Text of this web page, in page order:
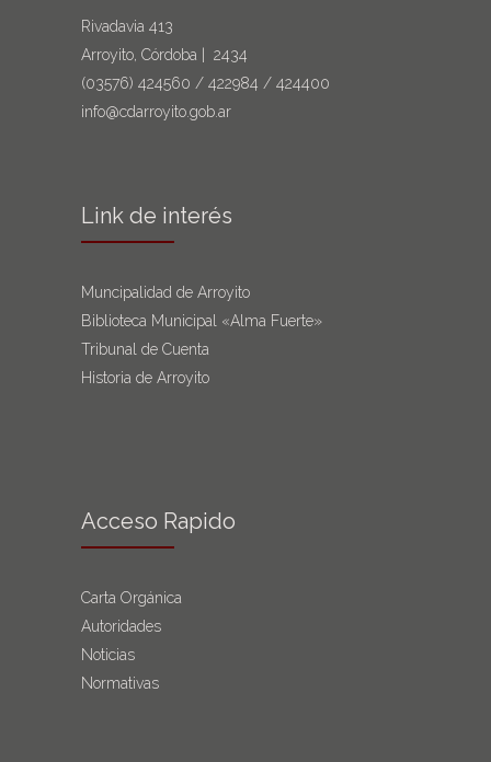
Rivadavia 413
Arroyito, Córdoba | 2434
(03576) 424560 / 422984 / 424400
info@cdarroyito.gob.ar
Link de interés
Muncipalidad de Arroyito
Biblioteca Municipal «Alma Fuerte»
Tribunal de Cuenta
Historia de Arroyito
Acceso Rapido
Carta Orgánica
Autoridades
Noticias
Normativas